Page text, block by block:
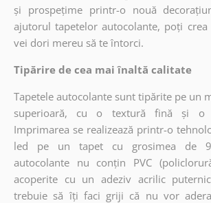
și prospețime printr-o nouă
ajutorul tapetelor autocolante, poți
vei dori mereu să te întorci.
Tipărire de cea mai înaltă calitate
Tapetele autocolante sunt tipărite pe un
superioară, cu o textură fină și o
Imprimarea se realizează printr-o
led pe un tapet cu grosimea de
autocolante nu conțin PVC
acoperite cu un adeziv acrilic
trebuie să îți faci griji că nu vor